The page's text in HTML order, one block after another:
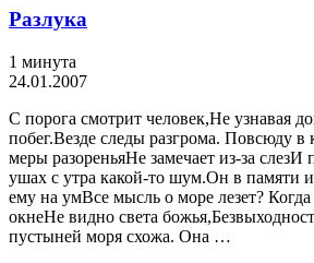
Разлука
1 минута
24.01.2007
С порога смотрит человек,Не узнавая
побег.Везде следы разгрома. Повсюду в
меры разореньяНе замечает из-за
ушах с утра какой-то шум.Он в памяти
ему на умВсе мысль о море лезет? Когда
окнеНе видно света
пустыней моря схожа. Она …